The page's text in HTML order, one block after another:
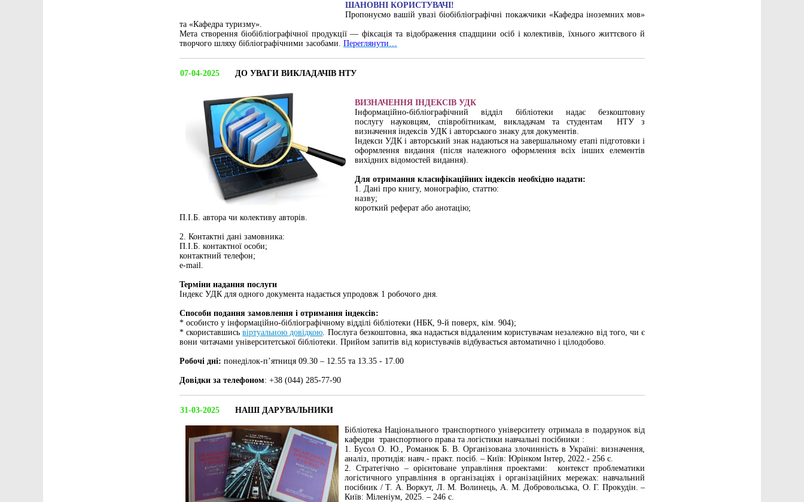
ШАНОВНІ КОРИСТУВАЧІ!
Пропонуємо вашій увазі біобібліографічні покажчики «Кафедра іноземних мов»
та «Кафедра туризму».
Мета створення біобібліографічної продукції ― фіксація та відображення спадщини осіб і колективів, їхнього життєвого й
творчого шляху бібліографічними засобами. Переглянути…
07-04-2025 ДО УВАГИ ВИКЛАДАЧІВ НТУ
ВИЗНАЧЕННЯ ІНДЕКСІВ УДК
Інформаційно-бібліографічний відділ бібліотеки надає безкоштовну
послугу науковцям, співробітникам, викладачам та студентам НТУ з
визначення індексів УДК і авторського знаку для документів.
Індекси УДК і авторський знак надаються на завершальному етапі підготовки і
оформлення видання (після належного оформлення всіх інших елементів
вихідних відомостей видання).
Для отримання класифікаційних індексів необхідно надати:
1. Дані про книгу, монографію, статтю:
назву;
короткий реферат або анотацію;
П.І.Б. автора чи колективу авторів.
2. Контактні дані замовника:
П.І.Б. контактної особи;
контактний телефон;
e-mail.
Терміни надання послуги
Індекс УДК для одного документа надається упродовж 1 робочого дня.
Способи подання замовлення і отримання індексів:
* особисто у інформаційно-бібліографічному відділі бібліотеки (НБК, 9-й поверх, кім. 904);
*скориставшисьвіртуальною довідкою. Послуга безкоштовна, яка надається віддаленим користувачам незалежно від того, чи є
вони читачами університетської бібліотеки. Прийом запитів від користувачів відбувається автоматично і цілодобово.
Робочі дні: понеділок-п’ятниця 09.30 – 12.55 та 13.35 - 17.00
Довідки за телефоном: +38 (044) 285-77-90
31-03-2025 НАШІ ДАРУВАЛЬНИКИ
Бібліотека Національного транспортного університету отримала в подарунок від
кафедри транспортного права та логістики навчальні посібники :
1. Бусол О. Ю., Романюк Б. В. Організована злочинність в Україні: визначення,
аналіз, протидія: навч.- практ. посіб. – Київ: Юрінком Інтер, 2022.- 256 с.
2. Стратегічно – орієнтоване управління проектами: контекст проблематики
логістичного управління в організаціях і організаційних мережах: навчальний
посібник / Т. А. Воркут, Л. М. Волинець, А. М. Добровольська, О. Г. Прокудін. –
Київ: Міленіум, 2025. – 246 с.